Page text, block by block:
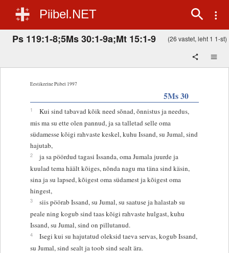
Piibel.NET
Ps 119:1-8;5Ms 30:1-9a;Mt 15:1-9 (26 vastet, leht 1 1-st)
Eestikeelne Piibel 1997
5Ms 30
1
Kui sind tabavad kõik need sõnad, õnnistus ja needus,
mis ma su ette olen pannud, ja sa talletad selle oma
südamesse kõigi rahvaste keskel, kuhu Issand, su Jumal, sind
hajutab,
2
ja sa pöördud tagasi Issanda, oma Jumala juurde ja
kuulad tema häält kõiges, nõnda nagu ma täna sind käsin,
sina ja su lapsed, kõigest oma südamest ja kõigest oma
hingest,
3
siis pöörab Issand, su Jumal, su saatuse ja halastab su
peale ning kogub sind taas kõigi rahvaste hulgast, kuhu
Issand, su Jumal, sind on pillutanud.
4
Isegi kui su hajutatud oleksid taeva servas, kogub Issand,
su Jumal, sind sealt ja toob sind sealt ära.